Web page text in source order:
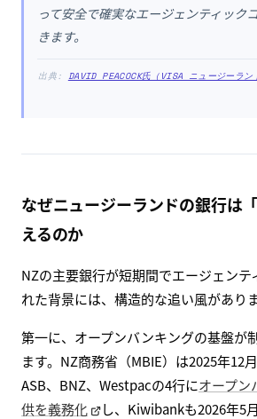
って安全で確実なエージェンティック
きます。
出典: DAVID PEACOCK氏（VISA ニュージーラン
なぜニュージーランドの銀行は
えるのか
NZの主要銀行が短期間でエージェンテ
れた背景には、構造的な追い風がありま
第一に、オープンバンキングの基盤が
ます。NZ商務省（MBIE）は2025年12月
ASB、BNZ、Westpacの4行にオープン
供を義務化
し、Kiwibankも2026年5